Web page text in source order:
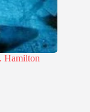
Hamilton